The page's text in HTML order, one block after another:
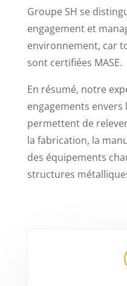
Groupe SH se
engagement et
environnement, car
sont certifiées MASE.
En résumé, notre
engagements envers
permettent de
la fabrication, la
des équipements
structures